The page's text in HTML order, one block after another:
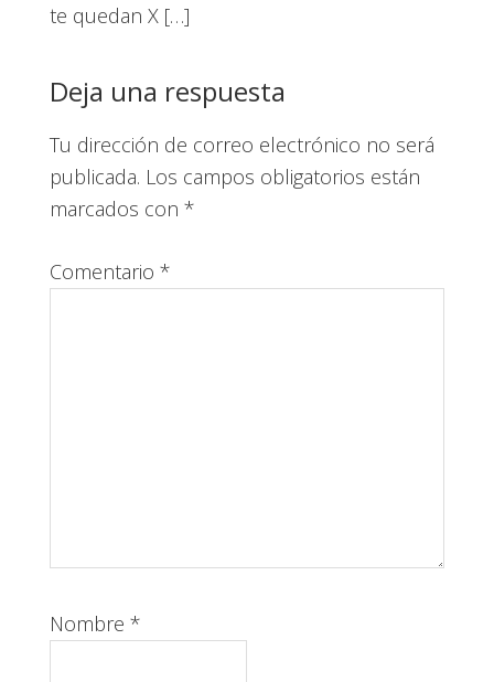
te quedan X […]
Deja una respuesta
Tu dirección de correo electrónico no será
publicada. Los campos obligatorios están
marcados con *
Comentario *
Nombre *